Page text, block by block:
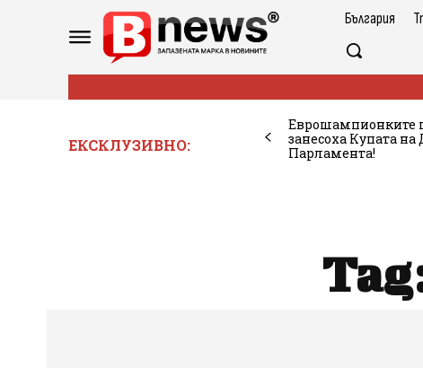
България
ЕКСКЛУЗИВНО:
Еврошампионките
занесоха Купата
Парламента!